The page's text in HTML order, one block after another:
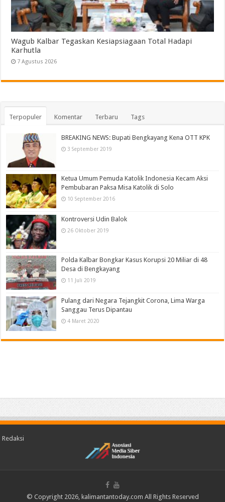
Wagub Kalbar Tegaskan Kesiapsiagaan Total Hadapi
Karhutla
7 Agustus 2026
Terpopuler Komentar Terbaru Tags
BREAKING NEWS: Bupati Bengkayang Kena OTT KPK
3 September 2019
Ketua Umum Pemuda Katolik Indonesia Kecam Aksi
Pembubaran Paksa Misa Katolik di Solo
10 September 2016
Kontroversi Udin Balok
26 Oktober 2019
Polda Kalbar Bongkar Kasus Korupsi 20 Miliar di 48
Desa di Bengkayang
11 Juli 2019
Pulang dari Negara Tejangkit Corona, Lima Warga
Sanggau Terus Dipantau
4 Maret 2020
Redaksi
© Copyright 2026, kalimantantoday.com All Rights Reserved